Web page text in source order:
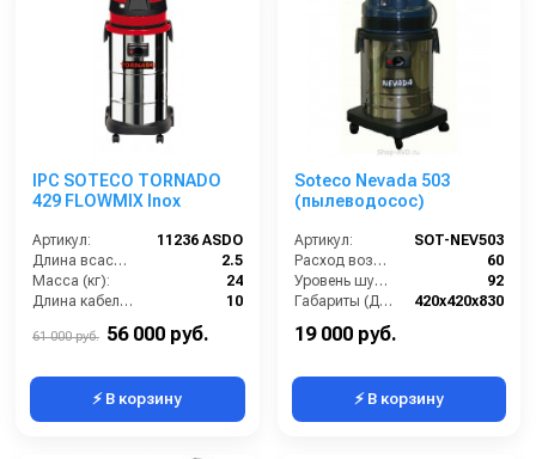
IPC SOTECO TORNADO
429 FLOWMIX Inox
Артикул:
11236 ASDO
Длина всасывающего шланга (м):
2.5
Масса (кг):
24
Длина кабеля (м):
10
61 000 руб. 56 000 руб.
⚡ В корзину
Soteco Nevada 503
(пылеводосос)
Артикул:
SOT-NEV503
Расход воздуха (л/сек):
60
Уровень шума (дБ(А)):
92
Габариты (ДхШхВ):
420х420х830
Номинальный диаметр принадлежностей (мм):
19 000 руб.
⚡ В корзину